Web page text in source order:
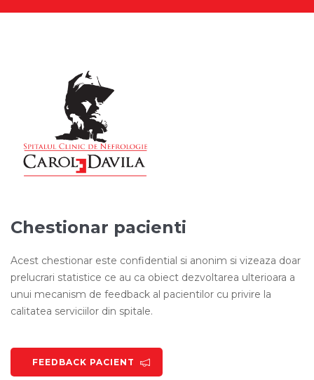
Chestionar pacienti
Acest chestionar este confidential si anonim si vizeaza doar
prelucrari statistice ce au ca obiect dezvoltarea ulterioara a
unui mecanism de feedback al pacientilor cu privire la
calitatea serviciilor din spitale.
FEEDBACK PACIENT